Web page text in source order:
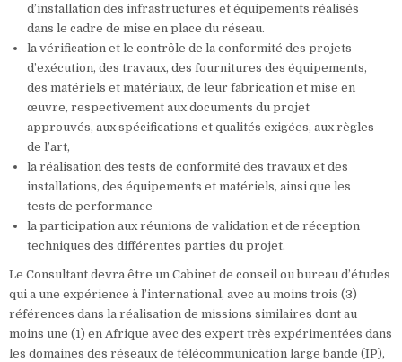
d’installation des infrastructures et équipements réalisés
dans le cadre de mise en place du réseau.
la vérification et le contrôle de la conformité des projets
d’exécution, des travaux, des fournitures des équipements,
des matériels et matériaux, de leur fabrication et mise en
œuvre, respectivement aux documents du projet
approuvés, aux spécifications et qualités exigées, aux règles
de l’art,
la réalisation des tests de conformité des travaux et des
installations, des équipements et matériels, ainsi que les
tests de performance
la participation aux réunions de validation et de réception
techniques des différentes parties du projet.
Le Consultant devra être un Cabinet de conseil ou bureau d’études
qui a une expérience à l’international, avec au moins trois (3)
références dans la réalisation de missions similaires dont au
moins une (1) en Afrique avec des expert très expérimentées dans
les domaines des réseaux de télécommunication large bande (IP),